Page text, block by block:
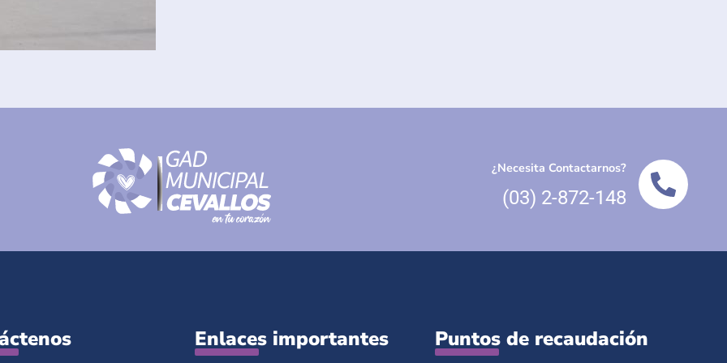
¿Necesita Contactarnos?
(03) 2-872-148
Enlaces importantes Puntos de recaudación